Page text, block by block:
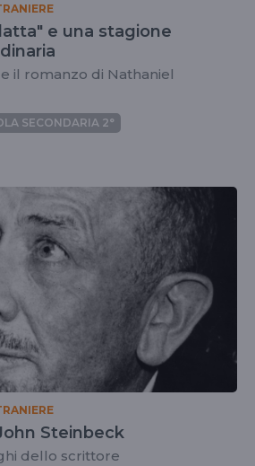
e una stagione
il romanzo di Nathaniel
SECONDARIA 2°
Steinbeck
dello scrittore